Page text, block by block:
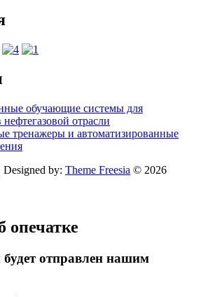
обучающие системы для
отрасли
тренажеры и автоматизированные
| Designed by: Theme Freesia © 2026
опечатке
отправлен нашим